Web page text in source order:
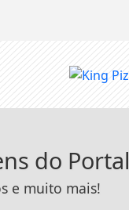
do Portal
e muito mais!